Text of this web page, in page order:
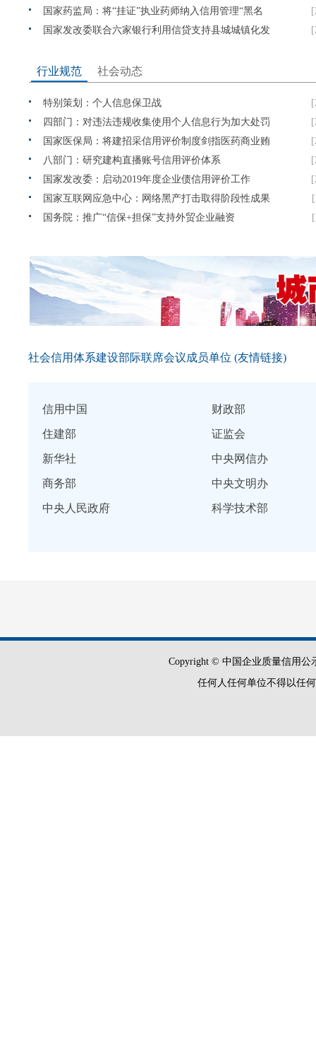
国家药监局：将“挂证”执业药师纳入信用管理“黑名
单”
国家发改委联合六家银行利用信贷支持县城城镇化发
沪企将有信用档案！上海：2023年底前全面建立信用
监管体系
发改委、能源局发布《关于公布2020年风电、光伏发
电平价上网项目的通知》
文化和旅游部市场管理司关于印发《剧院等演出场所
恢复开放疫情防控措施指南》（第三
市场监督管理行政执法责任制规定（征求意见稿）
江苏银保监局出台《关于深化中长期贷款和信用贷款
服务指导意见》
国务院再出四招助力稳外贸稳外资
行业规范 社会动态
特别策划：个人信息保卫战
四部门：对违法违规收集使用个人信息行为加大处罚
发布时间：2020/07/29|
国家医保局：将建招采信用评价制度剑指医药商业贿
赂等行为
八部门：研究建构直播账号信用评价体系
国家发改委：启动2019年度企业债信用评价工作
国家互联网应急中心：网络黑产打击取得阶段性成果
国务院：推广“信保+担保”支持外贸企业融资
社会信用体系建设部际联席会议成员单位 (友情链接)
信用中国
住建部
新华社
商务部
中央人民政府
财政部
证监会
中央网信办
中央文明办
科学技术部
Copyright © 中国企业质量信用
任何人任何单位不得以任